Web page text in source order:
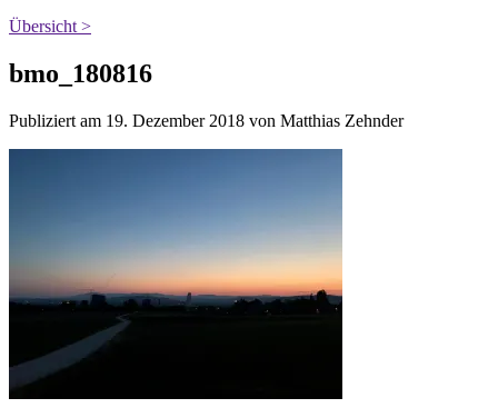
Übersicht >
bmo_180816
Publiziert am 19. Dezember 2018 von Matthias Zehnder